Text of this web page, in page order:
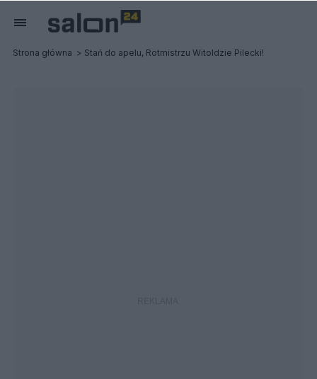
Strona główna Stań do apelu, Rotmistrzu Witoldzie Pilecki!